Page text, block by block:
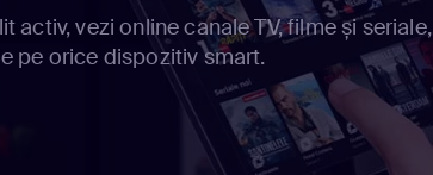
activ, vezi online canale TV, filme și seriale,
pe orice dispozitiv smart.